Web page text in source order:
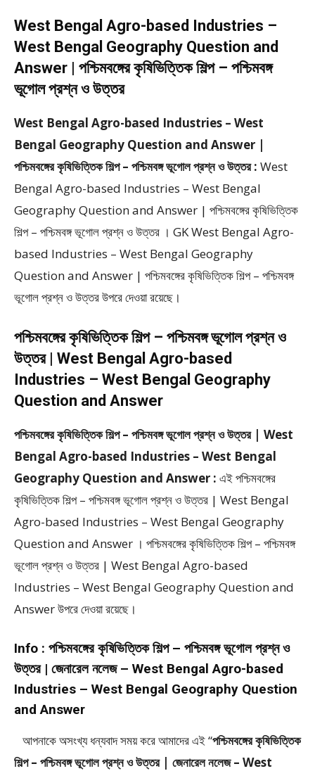
West Bengal Agro-based Industries –
West Bengal Geography Question and
Answer | পশ্চিমবঙ্গের কৃষিভিত্তিক শিল্প – পশ্চিমবঙ্গ
ভূগোল প্রশ্ন ও উত্তর
West Bengal Agro-based Industries – West
Bengal Geography Question and Answer |
পশ্চিমবঙ্গের কৃষিভিত্তিক শিল্প – পশ্চিমবঙ্গ ভূগোল প্রশ্ন ও উত্তর : West
Bengal Agro-based Industries – West Bengal
Geography Question and Answer | পশ্চিমবঙ্গের কৃষিভিত্তিক
শিল্প – পশ্চিমবঙ্গ ভূগোল প্রশ্ন ও উত্তর । GK West Bengal Agro-
based Industries – West Bengal Geography
Question and Answer | পশ্চিমবঙ্গের কৃষিভিত্তিক শিল্প – পশ্চিমবঙ্গ
ভূগোল প্রশ্ন ও উত্তর উপরে দেওয়া রয়েছে।
পশ্চিমবঙ্গের কৃষিভিত্তিক শিল্প – পশ্চিমবঙ্গ ভূগোল প্রশ্ন ও
উত্তর | West Bengal Agro-based
Industries – West Bengal Geography
Question and Answer
পশ্চিমবঙ্গের কৃষিভিত্তিক শিল্প – পশ্চিমবঙ্গ ভূগোল প্রশ্ন ও উত্তর | West
Bengal Agro-based Industries – West Bengal
Geography Question and Answer : এই পশ্চিমবঙ্গের
কৃষিভিত্তিক শিল্প – পশ্চিমবঙ্গ ভূগোল প্রশ্ন ও উত্তর | West Bengal
Agro-based Industries – West Bengal Geography
Question and Answer । পশ্চিমবঙ্গের কৃষিভিত্তিক শিল্প – পশ্চিমবঙ্গ
ভূগোল প্রশ্ন ও উত্তর | West Bengal Agro-based
Industries – West Bengal Geography Question and
Answer উপরে দেওয়া রয়েছে।
Info : পশ্চিমবঙ্গের কৃষিভিত্তিক শিল্প – পশ্চিমবঙ্গ ভূগোল প্রশ্ন ও
উত্তর | জেনারেল নলেজ – West Bengal Agro-based
Industries – West Bengal Geography Question
and Answer
আপনাকে অসংখ্য ধন্যবাদ সময় করে আমাদের এই “পশ্চিমবঙ্গের কৃষিভিত্তিক
শিল্প – পশ্চিমবঙ্গ ভূগোল প্রশ্ন ও উত্তর | জেনারেল নলেজ – West